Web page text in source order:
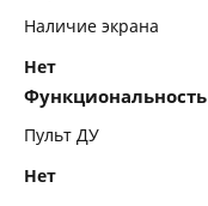
Наличие экрана
Нет
Функциональность
Пульт ДУ
Нет